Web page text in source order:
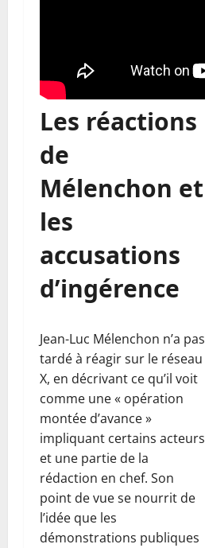
Les réactions
de
Mélenchon et
les
accusations
d’ingérence
Jean-Luc Mélenchon n’a pas
tardé à réagir sur le réseau
X, en décrivant ce qu’il voit
comme une « opération
montée d’avance »
impliquant certains acteurs
et une partie de la
rédaction en chef. Son
point de vue se nourrit de
l’idée que les
démonstrations publiques